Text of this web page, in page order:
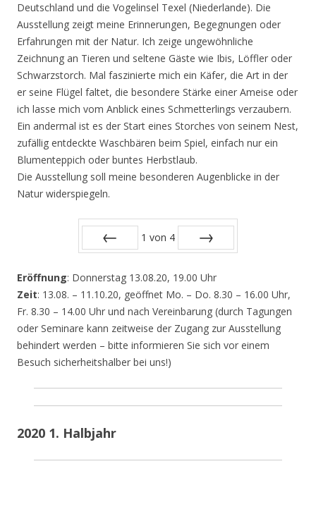
Deutschland und die Vogelinsel Texel (Niederlande). Die
Ausstellung zeigt meine Erinnerungen, Begegnungen oder
Erfahrungen mit der Natur. Ich zeige ungewöhnliche
Zeichnung an Tieren und seltene Gäste wie Ibis, Löffler oder
Schwarzstorch. Mal faszinierte mich ein Käfer, die Art in der
er seine Flügel faltet, die besondere Stärke einer Ameise oder
ich lasse mich vom Anblick eines Schmetterlings verzaubern.
Ein andermal ist es der Start eines Storches von seinem Nest,
zufällig entdeckte Waschbären beim Spiel, einfach nur ein
Blumenteppich oder buntes Herbstlaub.
Die Ausstellung soll meine besonderen Augenblicke in der
Natur widerspiegeln.
1 von 4
Eröffnung: Donnerstag 13.08.20, 19.00 Uhr
Zeit: 13.08. – 11.10.20, geöffnet Mo. – Do. 8.30 – 16.00 Uhr,
Fr. 8.30 – 14.00 Uhr und nach Vereinbarung (durch Tagungen
oder Seminare kann zeitweise der Zugang zur Ausstellung
behindert werden – bitte informieren Sie sich vor einem
Besuch sicherheitshalber bei uns!)
2020 1. Halbjahr